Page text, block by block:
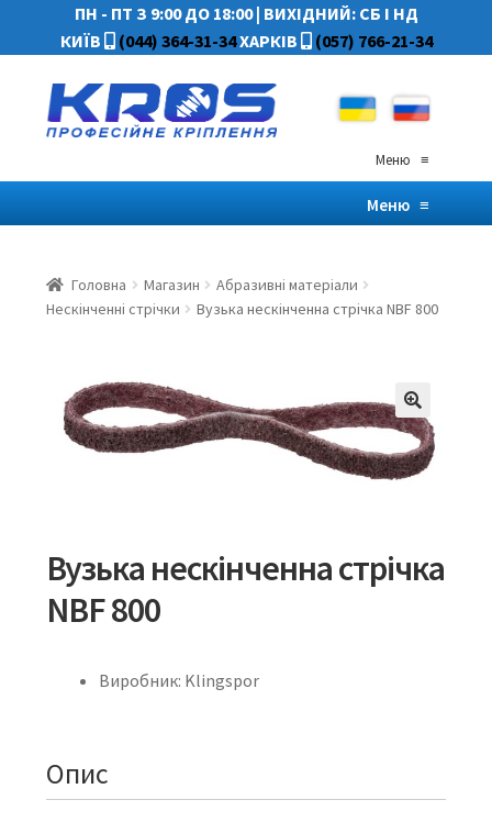
ПН - ПТ З 9:00 ДО 18:00| ВИХІДНИЙ: СБ І НД
КИЇВ
(044) 364-31-34ХАРКІВ (057) 766-21-34
Меню≡
Меню≡
Головна Магазин
Абразивні матеріали
Нескінченні стрічки
Вузька нескінченна стрічка NBF 800
Вузька нескінченна стрічка
NBF 800
Виробник: Klingspor
Опис